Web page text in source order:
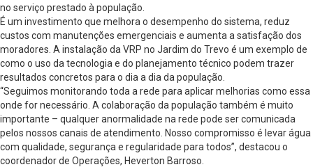
no serviço prestado à população.
É um investimento que melhora o desempenho do sistema, reduz
custos com manutenções emergenciais e aumenta a satisfação dos
moradores. A instalação da VRP no Jardim do Trevo é um exemplo de
como o uso da tecnologia e do planejamento técnico podem trazer
resultados concretos para o dia a dia da população.
“Seguimos monitorando toda a rede para aplicar melhorias como essa
onde for necessário. A colaboração da população também é muito
importante – qualquer anormalidade na rede pode ser comunicada
pelos nossos canais de atendimento. Nosso compromisso é levar água
com qualidade, segurança e regularidade para todos”, destacou o
coordenador de Operações, Heverton Barroso.